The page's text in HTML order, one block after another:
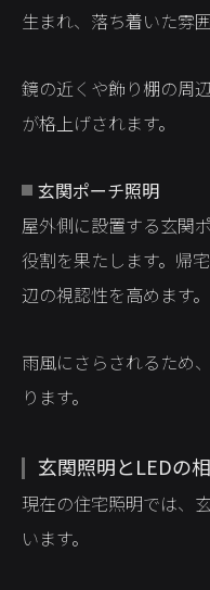
生まれ、落ち着いた雰
鏡の近くや飾り棚の周
が格上げされます。
玄関ポーチ照明
屋外側に設置する玄関
役割を果たします。帰
辺の視認性を高めます。
雨風にさらされるため
ります。
玄関照明とLEDの
現在の住宅照明では、
います。